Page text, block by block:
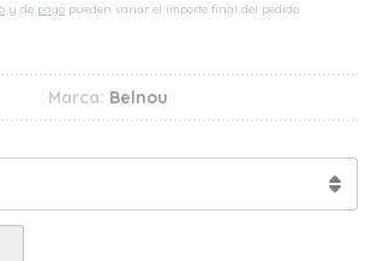
y de pago pueden variar el importe final del pedido.
Marca: Belnou